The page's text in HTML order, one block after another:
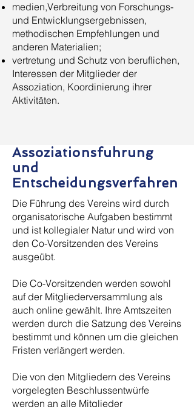
medien,Verbreitung von Forschungs-
und Entwicklungsergebnissen,
methodischen Empfehlungen und
anderen Materialien;
vertretung und Schutz von beruflichen,
Interessen der Mitglieder der
Assoziation, Koordinierung ihrer
Aktivitäten.
Assoziationsfuhrung
und
Entscheidungsverfahren
Die Führung des Vereins wird durch
organisatorische Aufgaben bestimmt
und ist kollegialer Natur und wird von
den Co-Vorsitzenden des Vereins
ausgeübt.
Die Co-Vorsitzenden werden sowohl
auf der Mitgliederversammlung als
auch online gewählt. Ihre Amtszeiten
werden durch die Satzung des Vereins
bestimmt und können um die gleichen
Fristen verlängert werden.
Die von den Mitgliedern des Vereins
vorgelegten Beschlussentwürfe
werden an alle Mitglieder